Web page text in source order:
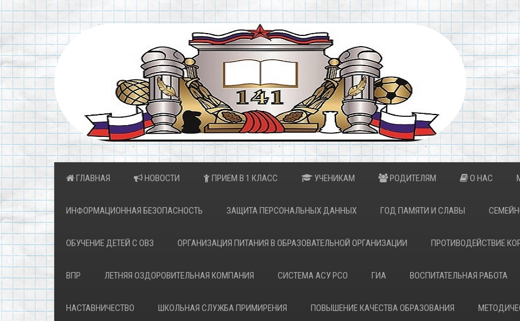
ГЛАВНАЯ НОВОСТИ ПРИЕМ В 1 КЛАСС УЧЕНИКАМ РОДИТЕЛЯМ О НАС
ИНФОРМАЦИОННАЯ БЕЗОПАСНОСТЬ ЗАЩИТА ПЕРСОНАЛЬНЫХ ДАННЫХ ГОД ПАМЯТИ И СЛАВЫ
ОБУЧЕНИЕ ДЕТЕЙ С ОВЗ ОРГАНИЗАЦИЯ ПИТАНИЯ В ОБРАЗОВАТЕЛЬНОЙ ОРГАНИЗАЦИИ ПРОТИВОДЕЙСТВИЕ
ВПР ЛЕТНЯЯ ОЗДОРОВИТЕЛЬНАЯ КОМПАНИЯ СИСТЕМА АСУ РСО ГИА ВОСПИТАТЕЛЬНАЯ РАБОТА
НАСТАВНИЧЕСТВО ШКОЛЬНАЯ СЛУЖБА ПРИМИРЕНИЯ ПОВЫШЕНИЕ КАЧЕСТВА ОБРАЗОВАНИЯ